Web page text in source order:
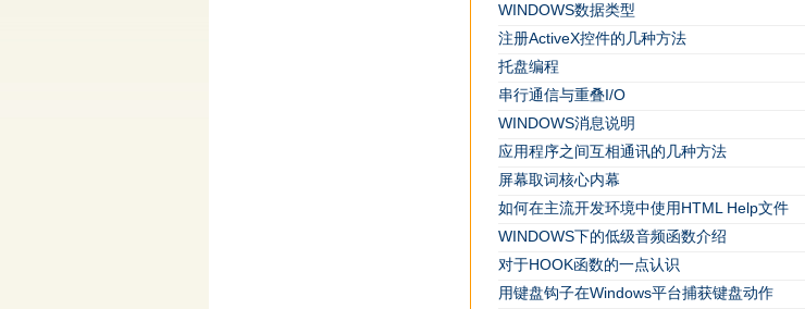
WINDOWS数据类型
注册ActiveX控件的几种方法
托盘编程
串行通信与重叠I/O
WINDOWS消息说明
应用程序之间互相通讯的几种方法
屏幕取词核心内幕
如何在主流开发环境中使用HTML Help文件
WINDOWS下的低级音频函数介绍
对于HOOK函数的一点认识
用键盘钩子在Windows平台捕获键盘动作